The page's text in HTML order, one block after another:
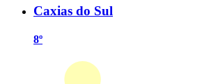
Caxias do Sul
8º